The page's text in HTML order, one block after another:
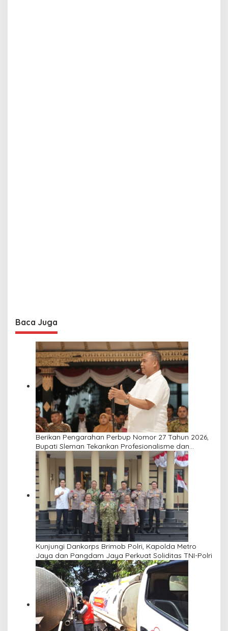
Baca Juga
Berikan Pengarahan Perbup Nomor 27 Tahun 2026,
Bupati Sleman Tekankan Profesionalisme dan
Pelayanan Masyarakat
Kunjungi Dankorps Brimob Polri, Kapolda Metro
Jaya dan Pangdam Jaya Perkuat Soliditas TNI-Polri